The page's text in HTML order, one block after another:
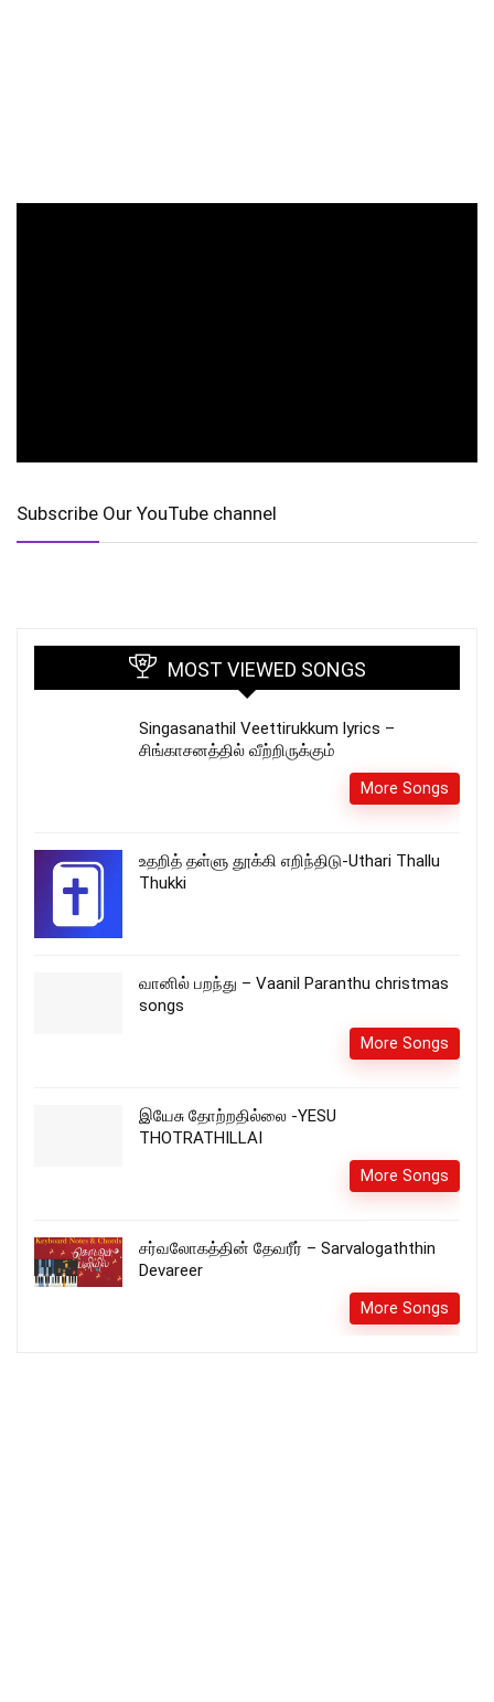
Subscribe Our YouTube channel
MOST VIEWED SONGS
Singasanathil Veettirukkum lyrics –
சிங்காசனத்தில் வீற்றிருக்கும்
More Songs
உதறித் தள்ளு தூக்கி எறிந்திடு-Uthari Thallu
Thukki
வானில் பறந்து – Vaanil Paranthu christmas
songs
More Songs
இயேசு தோற்றதில்லை -YESU
THOTRATHILLAI
More Songs
சர்வலோகத்தின் தேவரீர் – Sarvalogaththin
Devareer
More Songs